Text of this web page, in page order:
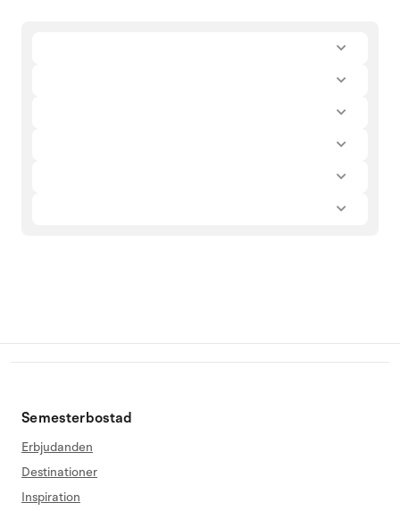
Semesterbostad
Erbjudanden
Destinationer
Inspiration